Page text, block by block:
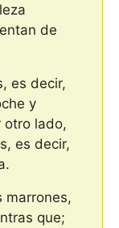
de
es decir,
y
otro lado,
es decir,
marrones,
que;